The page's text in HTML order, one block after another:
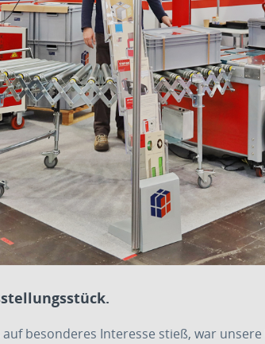
auf besonderes Interesse stieß, war